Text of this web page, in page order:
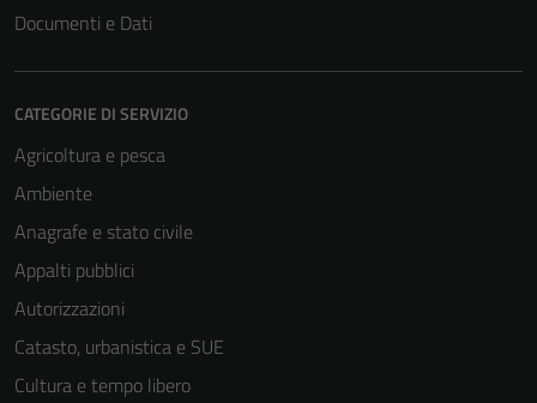
Documenti e Dati
CATEGORIE DI SERVIZIO
Agricoltura e pesca
Ambiente
Anagrafe e stato civile
Appalti pubblici
Autorizzazioni
Catasto, urbanistica e SUE
Cultura e tempo libero